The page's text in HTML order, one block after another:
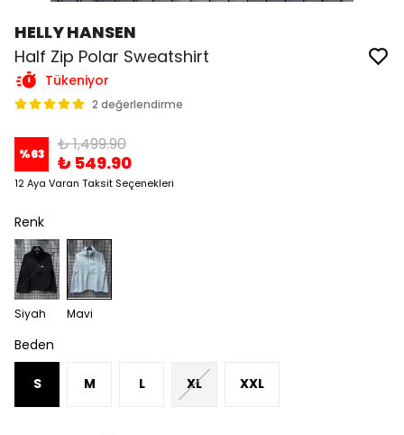
HELLY HANSEN
Half Zip Polar Sweatshirt
Tükeniyor
2 değerlendirme
%63 ₺ 1,499.90
₺ 549.90
12 Aya Varan Taksit Seçenekleri
Renk
Siyah Mavi
Beden
S M L XL XXL